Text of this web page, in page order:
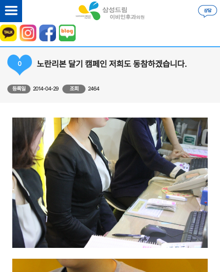
0 노란리본 달기 캠페인 저희도 동참하겠습니다.
등록일 2014-04-29 조회 2464